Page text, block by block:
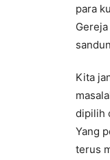
para
Kita
dipilih
Yang
terus